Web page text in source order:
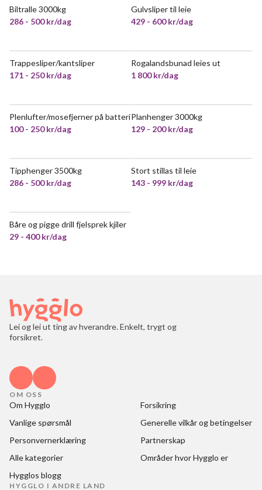
Biltralle 3000kg
286 - 500 kr/dag
Gulvsliper til leie
429 - 600 kr/dag
POPULÆR
Trappesliper/kantsliper
171 - 250 kr/dag
VELDIG POPULÆR
Rogalandsbunad leies ut
1 800 kr/dag
POPULÆR
Plenlufter/mosefjerner på batteri
100 - 250 kr/dag
POPULÆR
Planhenger 3000kg
129 - 200 kr/dag
Tipphenger 3500kg
286 - 500 kr/dag
Stort stillas til leie
143 - 999 kr/dag
Båre og pigge drill fjelsprek kjiler
29 - 400 kr/dag
Lei og lei ut ting av hverandre. Enkelt, trygt og
forsikret.
OM OSS
Om Hygglo
Forsikring
Vanlige spørsmål
Generelle vilkår og betingelser
Personvernerklæring
Partnerskap
Alle kategorier
Områder hvor Hygglo er
Hygglos blogg
HYGGLO I ANDRE LAND